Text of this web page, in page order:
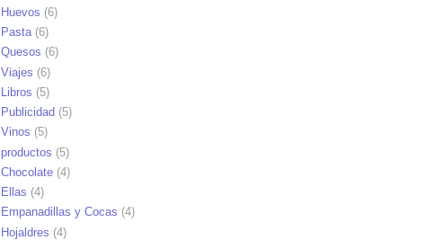
Huevos (6)
Pasta(6)
Quesos (6)
Viajes (6)
Libros (5)
Publicidad (5)
Vinos (5)
productos (5)
Chocolate (4)
Ellas (4)
Empanadillas y Cocas (4)
Hojaldres (4)